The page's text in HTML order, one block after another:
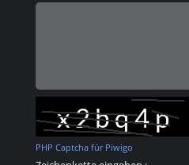
PHP Captcha für Piwigo